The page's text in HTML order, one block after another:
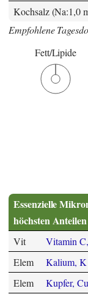
Kochsalz (Na:1,0
Empfohlene
Fett/Lipide
Essenzielle
höchsten Anteilen
Vit Vitamin
Elem
Kalium, K
Elem
Kupfer, Cu